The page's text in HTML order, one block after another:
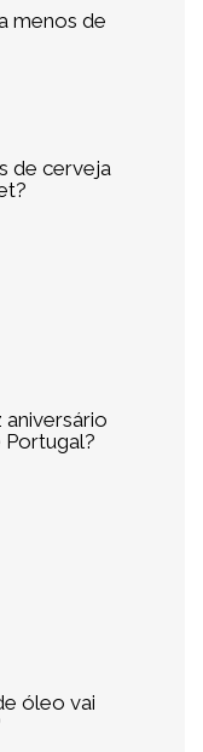
menos de
de cerveja
óleo vai